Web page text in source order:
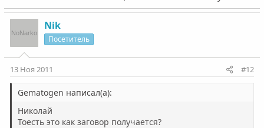
Nik
Посетитель
13 Ноя 2011 #12
Gematogen написал(а):
Николай
Тоесть это как заговор получается?